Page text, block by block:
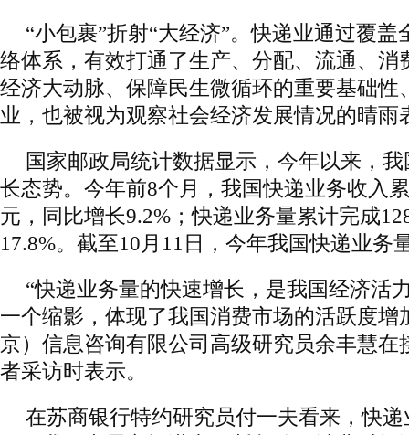
“小包裹”折射“大经济”。快递业通过覆
络体系，有效打通了生产、分配、流通、消
经济大动脉、保障民生微循环的重要基础性
业，也被视为观察社会经济发展情况的晴雨
国家邮政局统计数据显示，今年以来，
长态势。今年前8个月，我国快递业务收入
元，同比增长9.2%；快递业务量累计完成
17.8%。截至10月11日，今年我国快递业务
“快递业务量的快速增长，是我国经济活
一个缩影，体现了我国消费市场的活跃度增
京）信息咨询有限公司高级研究员余丰慧在
者采访时表示。
在苏商银行特约研究员付一夫看来，快